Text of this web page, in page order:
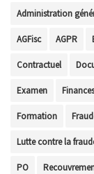
Administration
AGFisc AGPR
Contractuel
Examen Finances
Formation
Lutte contre la
PO